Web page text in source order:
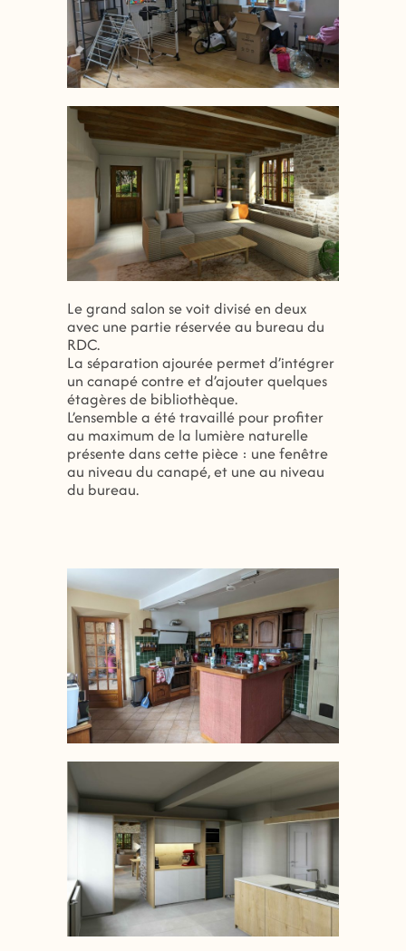
Le grand salon se voit divisé en deux
avec une partie réservée au bureau du
RDC.
La séparation ajourée permet d’intégrer
un canapé contre et d’ajouter quelques
étagères de bibliothèque.
L’ensemble a été travaillé pour profiter
au maximum de la lumière naturelle
présente dans cette pièce : une fenêtre
au niveau du canapé, et une au niveau
du bureau.